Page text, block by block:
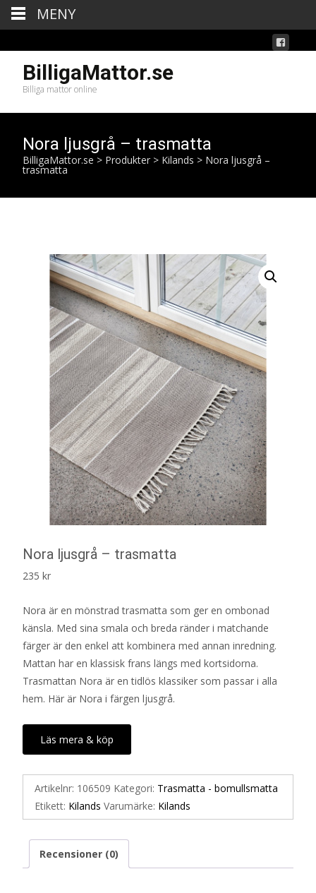
BilligaMattor.se
Billiga mattor online
Nora ljusgrå – trasmatta
BilligaMattor.se > Produkter > Kilands > Nora ljusgrå –
trasmatta
Nora ljusgrå – trasmatta
235 kr
Nora är en mönstrad trasmatta som ger en ombonad
känsla. Med sina smala och breda ränder i matchande
färger är den enkel att kombinera med annan inredning.
Mattan har en klassisk frans längs med kortsidorna.
Trasmattan Nora är en tidlös klassiker som passar i alla
hem. Här är Nora i färgen ljusgrå.
Läs mera & köp
Artikelnr: 106509 Kategori: Trasmatta - bomullsmatta
Etikett: Kilands Varumärke: Kilands
Recensioner (0)
MENY